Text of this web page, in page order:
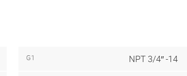
G1 NPT 3/4″ -14